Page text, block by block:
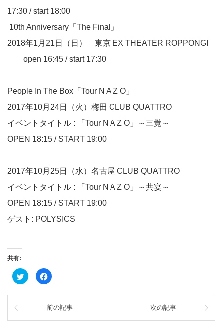
17:30 / start 18:00
10th Anniversary「The Final」
2018年1月21日（日） 東京 EX THEATER ROPPONGI
open 16:45 / start 17:30
People In The Box「Tour N A Z O」
2017年10月24日（火）梅田 CLUB QUATTRO
イベントタイトル : 「Tour N A Z O」～三覚～
OPEN 18:15 / START 19:00
2017年10月25日（水）名古屋 CLUB QUATTRO
イベントタイトル : 「Tour N A Z O」～共宴～
OPEN 18:15 / START 19:00
ゲスト: POLYSICS
共有:
ク
リ
共
Facebook
で
る
に
ク
前の記事 次の記事